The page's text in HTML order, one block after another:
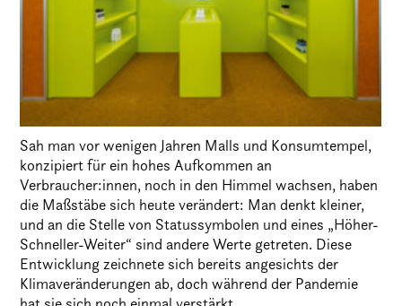
Sah man vor wenigen Jahren Malls und Konsumtempel,
konzipiert für ein hohes Aufkommen an
Verbraucher:innen, noch in den Himmel wachsen, haben
die Maßstäbe sich heute verändert: Man denkt kleiner,
und an die Stelle von Statussymbolen und eines „Höher-
Schneller-Weiter“ sind andere Werte getreten. Diese
Entwicklung zeichnete sich bereits angesichts der
Klimaveränderungen ab, doch während der Pandemie